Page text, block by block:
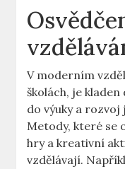
V moderním
školách, je
do výuky a
Metody, které se
hry a kreativní
vzdělávají.